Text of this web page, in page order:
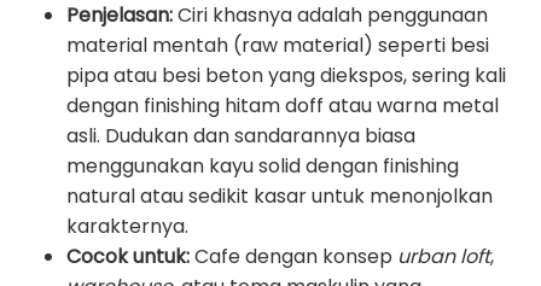
Penjelasan:Ciri khasnya adalah penggunaan
material mentah (raw material) seperti besi
pipa atau besi beton yang diekspos, sering kali
dengan finishing hitam doff atau warna metal
asli. Dudukan dan sandarannya biasa
menggunakan kayu solid dengan finishing
natural atau sedikit kasar untuk menonjolkan
karakternya.
Cocok untuk:Cafe dengan konsep urban loft,